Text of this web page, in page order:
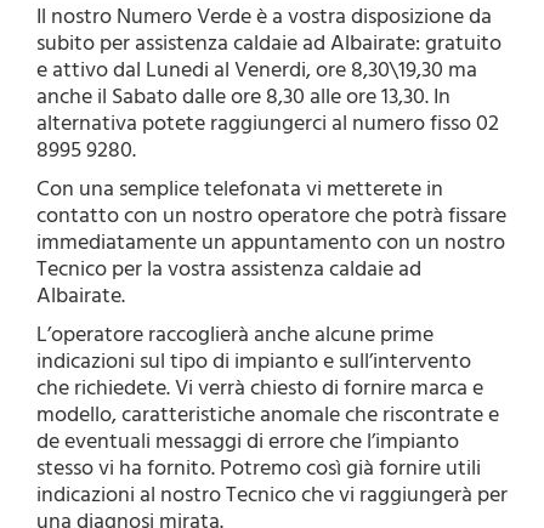
Il nostro Numero Verde è a vostra disposizione da
subito per assistenza caldaie ad Albairate: gratuito
e attivo dal Lunedi al Venerdi, ore 8,30\19,30 ma
anche il Sabato dalle ore 8,30 alle ore 13,30. In
alternativa potete raggiungerci al numero fisso 02
8995 9280.
Con una semplice telefonata vi metterete in
contatto con un nostro operatore che potrà fissare
immediatamente un appuntamento con un nostro
Tecnico per la vostra assistenza caldaie ad
Albairate.
L’operatore raccoglierà anche alcune prime
indicazioni sul tipo di impianto e sull’intervento
che richiedete. Vi verrà chiesto di fornire marca e
modello, caratteristiche anomale che riscontrate e
de eventuali messaggi di errore che l’impianto
stesso vi ha fornito. Potremo così già fornire utili
indicazioni al nostro Tecnico che vi raggiungerà per
una diagnosi mirata.